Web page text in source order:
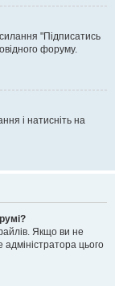
"Підписатись
форуму.
і натисніть на
Якщо ви не
цього